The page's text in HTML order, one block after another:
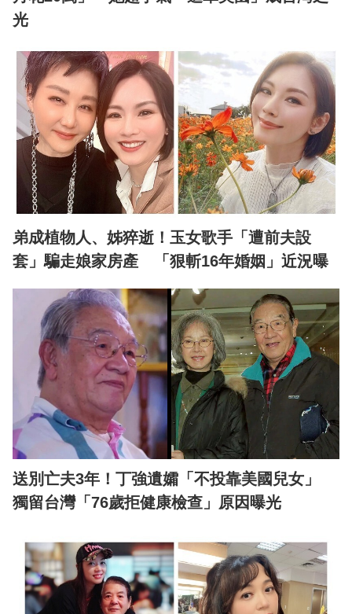
光
弟成植物人、姊猝逝！玉女歌手「遭前夫設
套」騙走娘家房產 「狠斬16年婚姻」近況曝
送別亡夫3年！丁強遺孀「不投靠美國兒女」
獨留台灣「76歲拒健康檢查」原因曝光